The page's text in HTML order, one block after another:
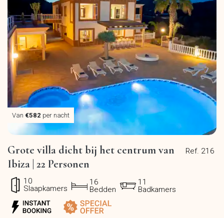
Van €582 per nacht
Ref. 216
Grote villa dicht bij het centrum van
Ibiza | 22 Personen
10
Slaapkamers
16
Bedden
11
Badkamers